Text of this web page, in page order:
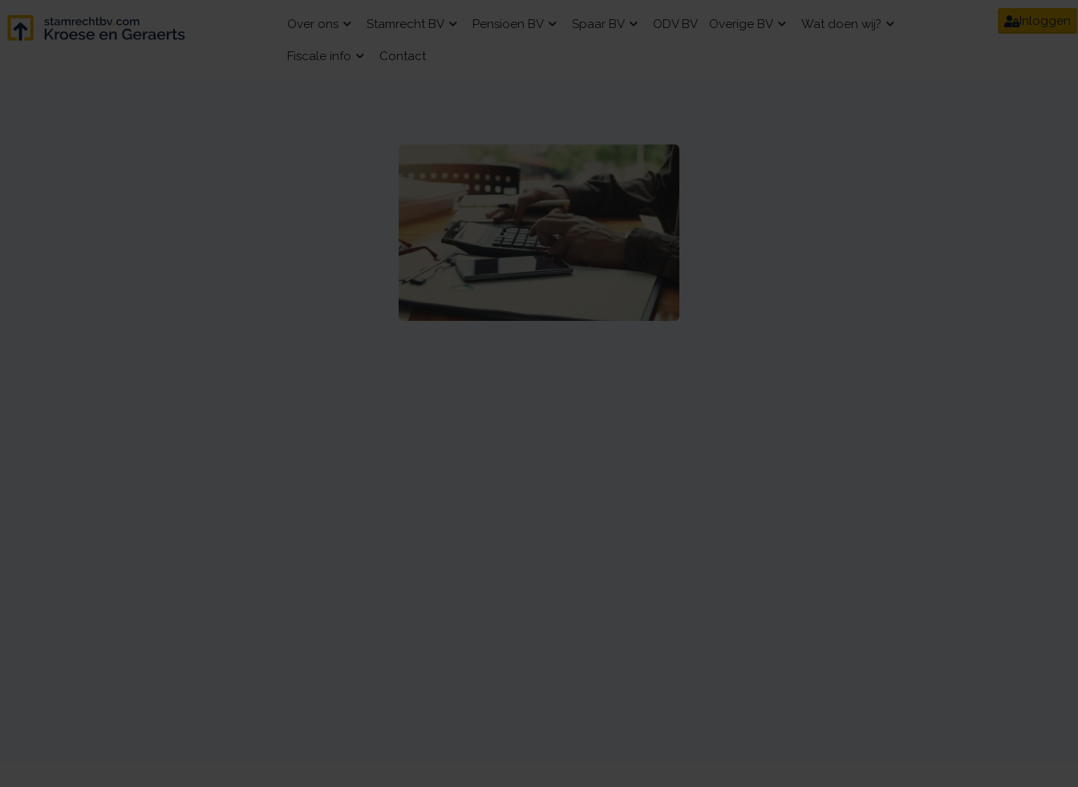
Over ons Stamrecht BV Pensioen BV Spaar BV ODV BV Overige BV Wat doen wij?
Fiscale info Contact
Inloggen